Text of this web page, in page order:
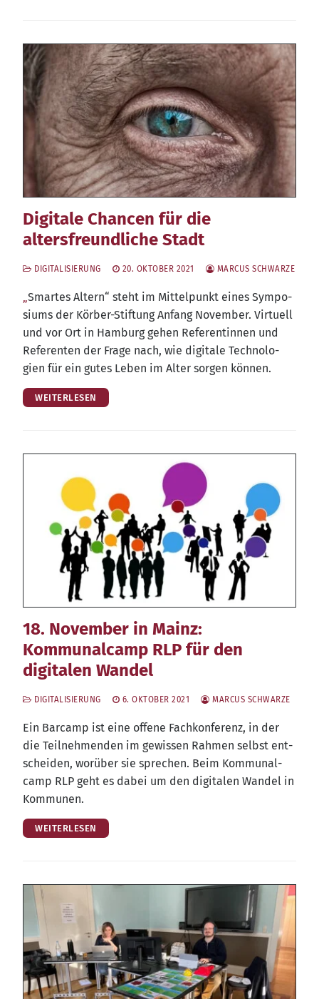
Digitale Chancen für die
altersfreundliche Stadt
DIGITALISIERUNG 20. OKTOBER 2021 MARCUS SCHWARZE
„Smar­tes Altern“ steht im Mit­tel­punkt eines Sym­po­
si­ums der Kör­ber-Stif­tung Anfang Novem­ber. Vir­tu­ell
und vor Ort in Ham­burg gehen Refe­ren­tin­nen und
Refe­ren­ten der Fra­ge nach, wie digi­ta­le Tech­no­lo­
gien für ein gutes Leben im Alter sor­gen können.
WEITERLESEN
18. November in Mainz:
Kommunalcamp RLP für den
digitalen Wandel
DIGITALISIERUNG 6. OKTOBER 2021 MARCUS SCHWARZE
Ein Bar­camp ist eine offe­ne Fach­kon­fe­renz, in der
die Teil­neh­men­den im gewis­sen Rah­men selbst ent­
schei­den, wor­über sie spre­chen. Beim Kom­mu­nal­
camp RLP geht es dabei um den digi­ta­len Wan­del in
Kommunen.
WEITERLESEN